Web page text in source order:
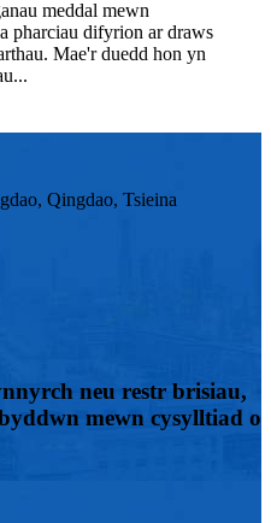
meddal mewn
pharciau difyrion ar draws
Mae'r duedd hon yn
Qingdao, Tsieina
neu restr brisiau,
mewn cysylltiad o